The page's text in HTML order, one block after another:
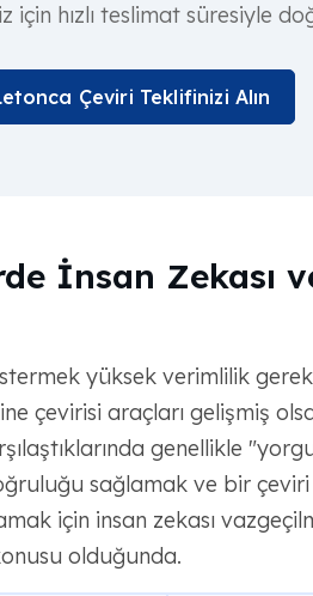
hızlı teslimat süresiyle
Çeviri Teklifinizi Alın
İnsan Zekası
yüksek verimlilik
çevirisi araçları gelişmiş
genellikle
sağlamak ve bir
için insan zekası
olduğunda.